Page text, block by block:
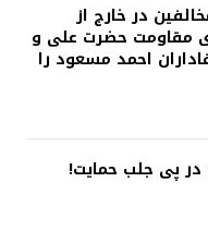
در خارج از
مقاومت حضرت علی و
احمد مسعود را
در پی جلب حمایت!